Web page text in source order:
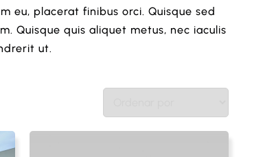
eu, placerat finibus orci. Quisque sed
Quisque quis aliquet metus, nec iaculis
ut.